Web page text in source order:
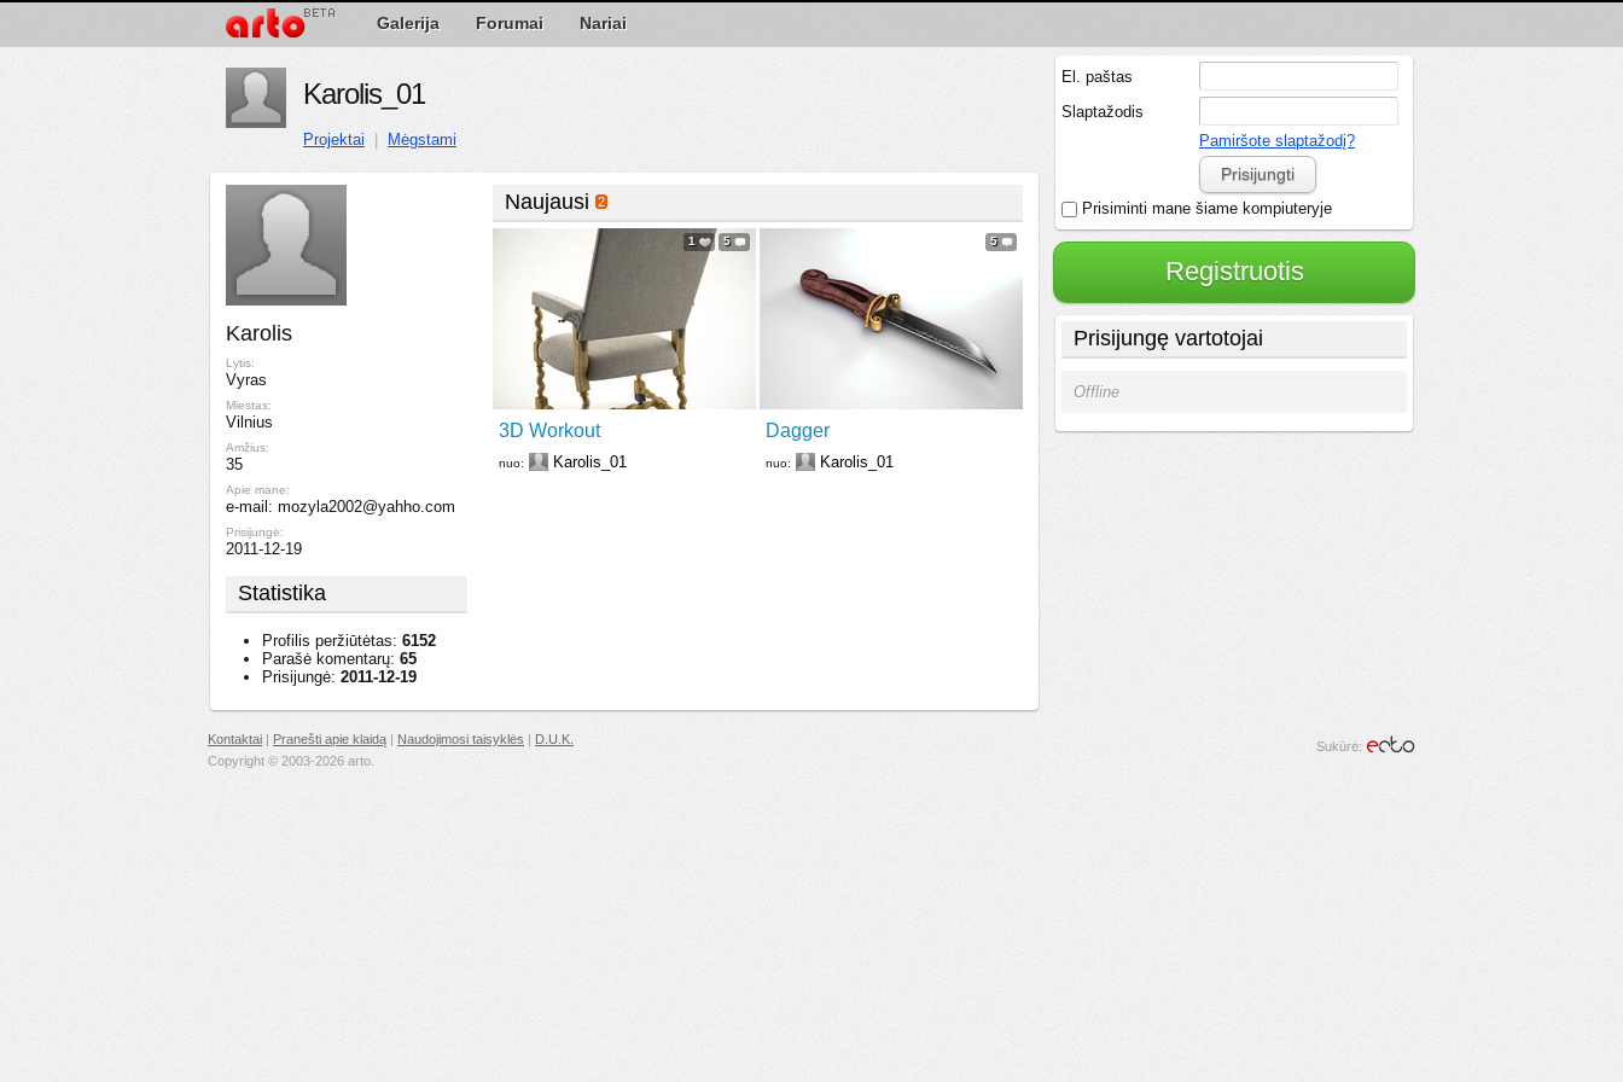
Galerija Forumai Nariai
El. paštas
Slaptažodis
Pamiršote slaptažodį?
Prisijungti
Prisiminti mane šiame kompiuteryje
Registruotis
Prisijungę vartotojai
Offline
Karolis_01
Projektai Mėgstami
Karolis
Lytis:
Vyras
Miestas:
Vilnius
Amžius:
35
Apie mane:
e-mail: mozyla2002@yahho.com
Prisijungė:
2011-12-19
Statistika
Profilis peržiūtėtas: 6152
Parašė komentarų: 65
Prisijungė: 2011-12-19
Naujausi 2
1 5
3D Workout
nuo: Karolis_01
5
Dagger
nuo: Karolis_01
Sukūrė:
Kontaktai | Pranešti apie klaidą | Naudojimosi taisyklės | D.U.K.
Copyright © 2003-2026 arto.